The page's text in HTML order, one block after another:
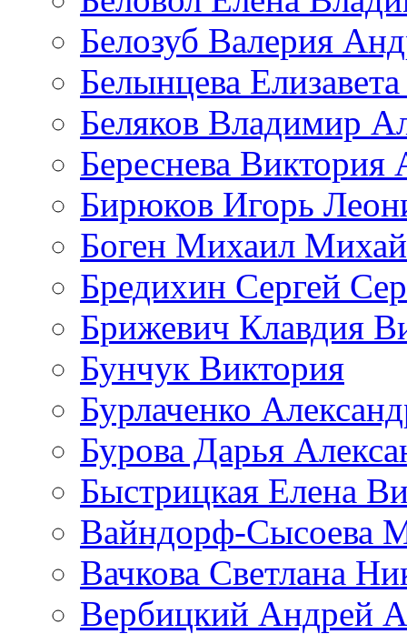
Белозуб Валерия
Белынцева
Беляков Владимир
Береснева Виктория
Бирюков Игорь
Боген Михаил
Бредихин Сергей
Брижевич Клавдия
Бунчук Виктория
Бурлаченко
Бурова Дарья
Быстрицкая Елена
Вайндорф-Сысоева
Вачкова Светлана
Вербицкий Андрей